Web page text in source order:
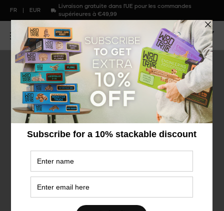
FR EUR
Livraison gratuite dans l'UE pour les commandes
supérieures à €49,99
Fall Discount Parade